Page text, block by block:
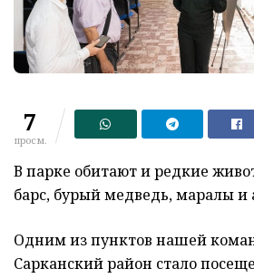
7
просм.
В парке обитают и редкие
барс, бурый медведь, маралы и
Одним из пунктов нашей
Сарканский район стало